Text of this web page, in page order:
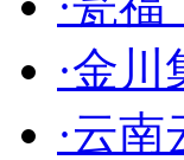
·金
·云